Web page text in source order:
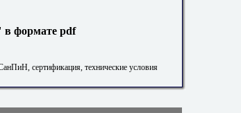
в формате pdf
сертификация, технические условия